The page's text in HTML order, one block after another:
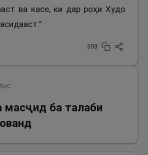
ва касе, ки дар роҳи Худо
393
масҷид ба талаби